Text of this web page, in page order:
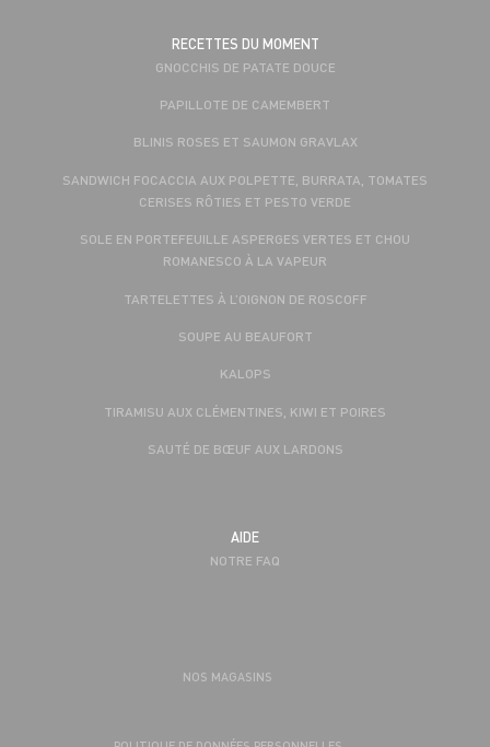
RECETTES DU MOMENT
GNOCCHIS DE PATATE DOUCE
PAPILLOTE DE CAMEMBERT
BLINIS ROSES ET SAUMON GRAVLAX
SANDWICH FOCACCIA AUX POLPETTE, BURRATA, TOMATES
CERISES RÔTIES ET PESTO VERDE
SOLE EN PORTEFEUILLE ASPERGES VERTES ET CHOU
ROMANESCO À LA VAPEUR
TARTELETTES À L’OIGNON DE ROSCOFF
SOUPE AU BEAUFORT
KALOPS
TIRAMISU AUX CLÉMENTINES, KIWI ET POIRES
SAUTÉ DE BŒUF AUX LARDONS
AIDE
NOTRE FAQ
NOS MAGASINS